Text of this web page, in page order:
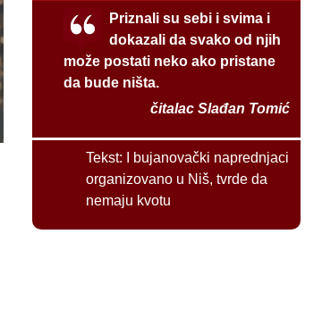
Priznali su sebi i svima i
dokazali da svako od njih
može postati neko ako pristane
da bude ništa.
čitalac Slađan Tomić
Tekst:
I bujanovački naprednjaci
organizovano u Niš, tvrde da
nemaju kvotu